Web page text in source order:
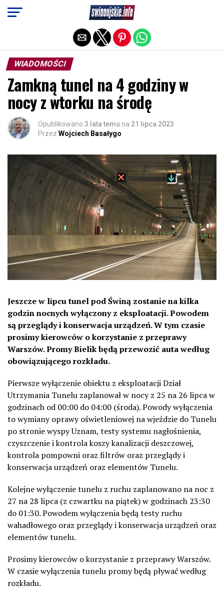
WIADOMOŚCI
Zamkną tunel na 4 godziny w
nocy z wtorku na środę
Opublikowano 3 lata temu na 21 lipca 2023
Przez Wojciech Basałygo
Jeszcze w lipcu tunel pod Świną zostanie na kilka
godzin nocnych wyłączony z eksploatacji. Powodem
są przeglądy i konserwacja urządzeń. W tym czasie
prosimy kierowców o korzystanie z przeprawy
Warszów. Promy Bielik będą przewozić auta według
obowiązującego rozkładu.
Pierwsze wyłączenie obiektu z eksploatacji Dział
Utrzymania Tunelu zaplanował w nocy z 25 na 26 lipca w
godzinach od 00:00 do 04:00 (środa). Powody wyłączenia
to wymiany oprawy oświetleniowej na wjeździe do Tunelu
po stronie wyspy Uznam, testy systemu nagłośnienia,
czyszczenie i kontrola koszy kanalizacji deszczowej,
kontrola pompowni oraz filtrów oraz przeglądy i
konserwacja urządzeń oraz elementów Tunelu.
Kolejne wyłączenie tunelu z ruchu zaplanowano na noc z
27 na 28 lipca (z czwartku na piątek) w godzinach 23:30
do 01:30. Powodem wyłączenia będą testy ruchu
wahadłowego oraz przeglądy i konserwacja urządzeń oraz
elementów tunelu.
Prosimy kierowców o korzystanie z przeprawy Warszów.
W czasie wyłączenia tunelu promy będą pływać według
rozkładu.
Exit mobile version